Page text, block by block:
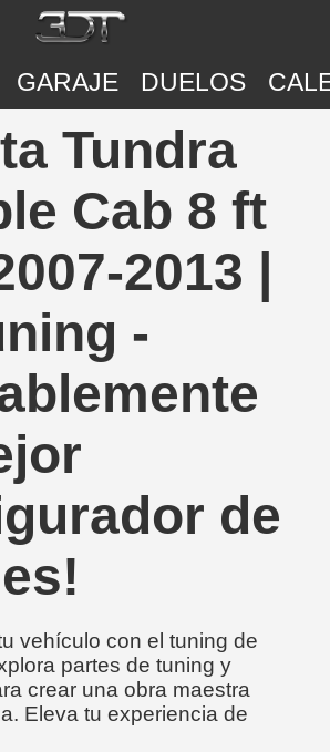
GARAJE DUELOS
Tundra
Cab 8 ft
2013 |
-
de
vehículo con el tuning de
partes de tuning y
crear una obra maestra
Eleva tu experiencia de